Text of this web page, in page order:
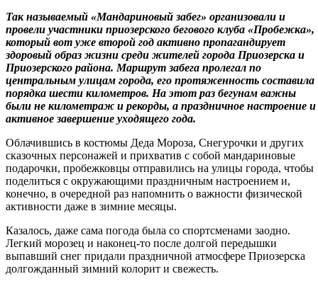
Так называемый «Мандариновый забег» организовали и
провели участники приозерского бегового клуба «Пробежка»,
который вот уже второй год активно пропагандирует
здоровый образ жизни среди жителей города Приозерска и
Приозерского района. Маршрут забега пролегал по
центральным улицам города, его протяженность составила
порядка шести километров. На этот раз бегунам важны
были не километраж и рекорды, а праздничное настроение и
активное завершение уходящего года.
Облачившись в костюмы Деда Мороза, Снегурочки и других
сказочных персонажей и прихватив с собой мандариновые
подарочки, пробежковцы отправились на улицы города, чтобы
поделиться с окружающими праздничным настроением и,
конечно, в очередной раз напомнить о важности физической
активности даже в зимние месяцы.
Казалось, даже сама погода была со спортсменами заодно.
Легкий морозец и наконец-то после долгой передышки
выпавший снег придали праздничной атмосфере Приозерска
долгожданный зимний колорит и свежесть.